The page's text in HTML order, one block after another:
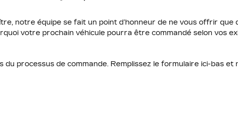
notre équipe se fait un point d’honneur de ne vous offrir
votre prochain véhicule pourra être commandé selon vos
processus de commande. Remplissez le formulaire ici-bas et